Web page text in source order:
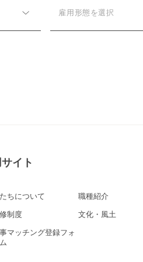
雇用形態を選択
イト
ちについて
職種紹介
制度
文化・風土
マッチング登録フォ